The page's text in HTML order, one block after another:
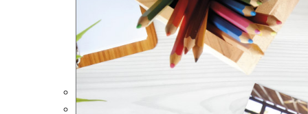
Tazas Personalizadas